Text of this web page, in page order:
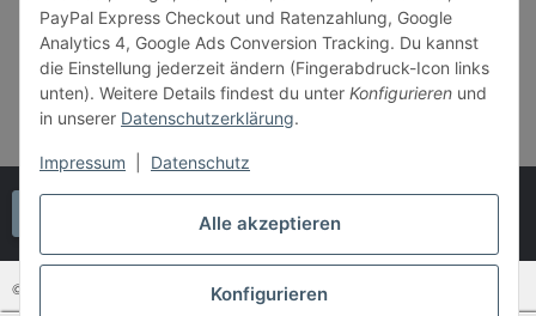
Alle akzeptieren
Konfigurieren
PayPal Express Checkout und Ratenzahlung, Google
Analytics 4, Google Ads Conversion Tracking. Du kannst
die Einstellung jederzeit ändern (Fingerabdruck-Icon links
unten). Weitere Details findest du unter Konfigurieren und
in unserer Datenschutzerklärung.
Impressum Datenschutz
© Bender & Lipkowski GbR - Brettspiel-Paradies